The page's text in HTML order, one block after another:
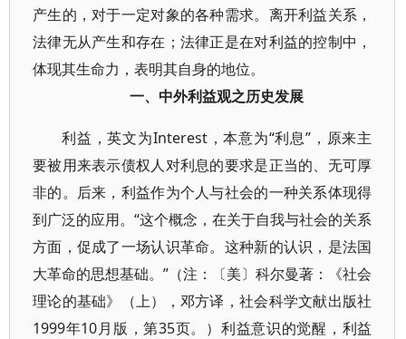
产生的，对于一定对象的各种需求。离开利益关系，
法律无从产生和存在；法律正是在对利益的控制中，
体现其生命力，表明其自身的地位。
一、中外利益观之历史发展
利益，英文为Interest，本意为“利息”，原来主
要被用来表示债权人对利息的要求是正当的、无可厚
非的。后来，利益作为个人与社会的一种关系体现得
到广泛的应用。“这个概念，在关于自我与社会的关系
方面，促成了一场认识革命。这种新的认识，是法国
大革命的思想基础。”（注：〔美〕科尔曼著：《社会
理论的基础》（上），邓方译，社会科学文献出版社
1999年10月版，第35页。）利益意识的觉醒，利益